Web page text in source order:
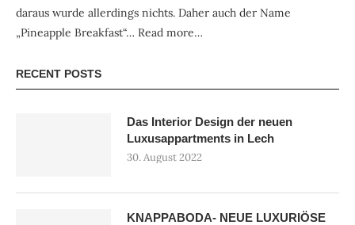
daraus wurde allerdings nichts. Daher auch der Name
„Pineapple Breakfast“… Read more…
RECENT POSTS
Das Interior Design der neuen
Luxusappartments in Lech
30. August 2022
KNAPPABODA- NEUE LUXURIÖSE